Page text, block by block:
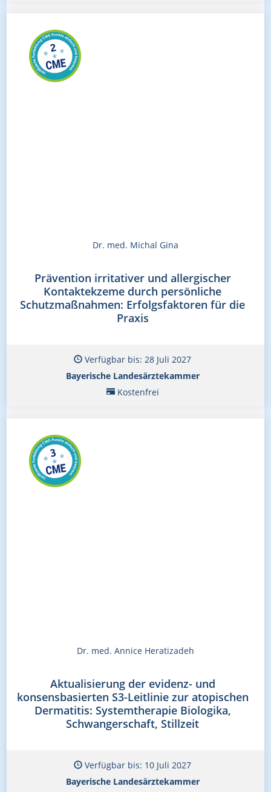
Dr. med. Michal Gina
Prävention irritativer und allergischer
Kontaktekzeme durch persönliche
Schutzmaßnahmen: Erfolgsfaktoren für die
Praxis
Verfügbar bis: 28 Juli 2027
Bayerische Landesärztekammer
Kostenfrei
Dr. med. Annice Heratizadeh
Aktualisierung der evidenz- und
konsensbasierten S3-Leitlinie zur atopischen
Dermatitis: Systemtherapie Biologika,
Schwangerschaft, Stillzeit
Verfügbar bis: 10 Juli 2027
Bayerische Landesärztekammer